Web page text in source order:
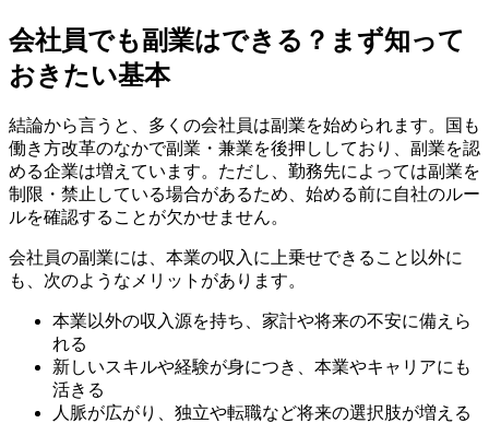
会社員でも副業はできる？まず知って
おきたい基本
結論から言うと、多くの会社員は副業を始められます。国も
働き方改革のなかで副業・兼業を後押ししており、副業を認
める企業は増えています。ただし、勤務先によっては副業を
制限・禁止している場合があるため、始める前に自社のルー
ルを確認することが欠かせません。
会社員の副業には、本業の収入に上乗せできること以外に
も、次のようなメリットがあります。
本業以外の収入源を持ち、家計や将来の不安に備えら
れる
新しいスキルや経験が身につき、本業やキャリアにも
活きる
人脈が広がり、独立や転職など将来の選択肢が増える